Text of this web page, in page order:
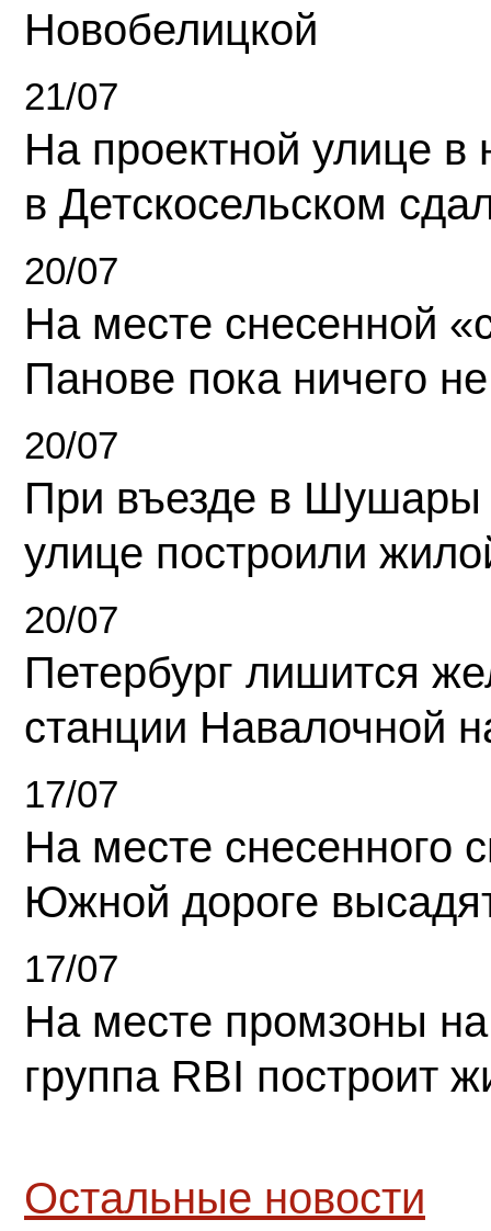
Новобелицкой
21/07
На проектной улице
в Детскосельском
20/07
На месте снесенной
Панове пока ничего
20/07
При въезде в Шушары
улице построили
20/07
Петербург лишится
станции Навалочной
17/07
На месте снесенного
Южной дороге
17/07
На месте промзоны
группа RBI построит
Остальные новости